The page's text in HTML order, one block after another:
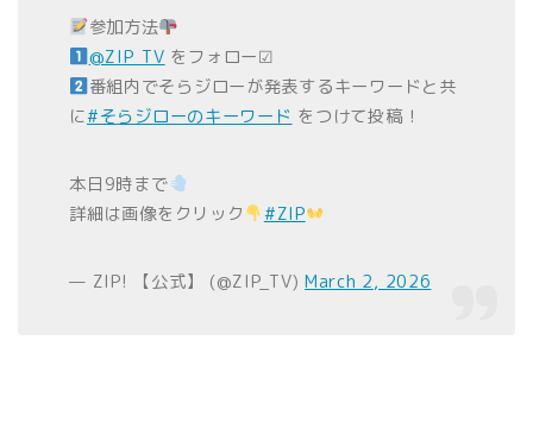
参加方法
@ZIP_TV をフォロー☑
番組内でそらジローが発表するキーワードと共
に#そらジローのキーワード をつけて投稿！
本日9時まで
詳細は画像をクリック
#ZIP
— ZIP! 【公式】 (@ZIP_TV)March 2, 2026